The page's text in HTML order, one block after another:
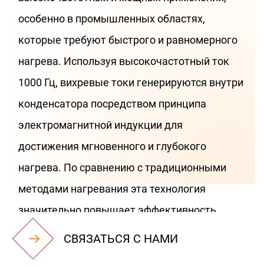
особенно в промышленных областях,
которые требуют быстрого и равномерного
нагрева. Используя высокочастотный ток
1000 Гц, вихревые токи генерируются внутри
конденсатора посредством принципа
электромагнитной индукции для
достижения мгновенного и глубокого
нагрева. По сравнению с традиционными
методами нагревания эта технология
значительно повышает эффективность
нагрева, снижает потерю энергии и
обеспечивает использование энергии.
СВЯЗАТЬСЯ С НАМИ